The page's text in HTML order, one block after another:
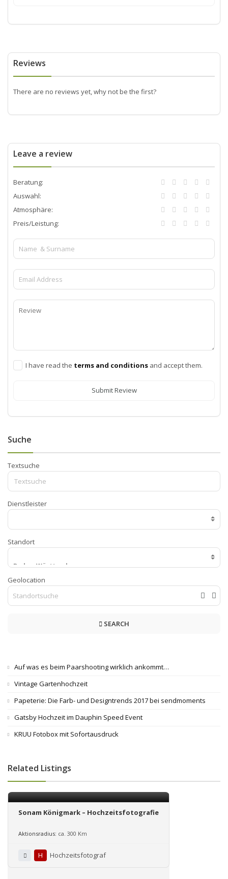
Reviews
There are no reviews yet, why not be the first?
Leave a review
Beratung:
Auswahl:
Atmosphäre:
Preis/Leistung:
I have read the terms and conditions and accept them.
Submit Review
Suche
Textsuche
Dienstleister
Standort
Geolocation
SEARCH
Auf was es beim Paarshooting wirklich ankommt…
Vintage Gartenhochzeit
Papeterie: Die Farb- und Designtrends 2017 bei sendmoments
Gatsby Hochzeit im Dauphin Speed Event
KRUU Fotobox mit Sofortausdruck
Related Listings
Sonam Königmark – Hochzeitsfotografie
Aktionsradius: ca. 300 Km
H Hochzeitsfotograf